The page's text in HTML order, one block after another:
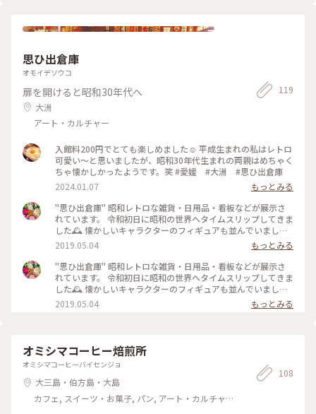
思ひ出倉庫
オモイデソウコ
扉を開けると昭和30年代へ
大洲
アート・カルチャー
119
入館料200円でとても楽しめました☺️ 平成生まれの私はレトロ
可愛い〜と思いましたが、昭和30年代生まれの両親はめちゃく
ちゃ懐かしかったようです。笑 #愛媛 #大洲 #思ひ出倉庫
2024.01.07
もっとみる
"思ひ出倉庫" 昭和レトロな雑貨・日用品・看板などが展示さ
れています。 令和初日に昭和の世界へタイムスリップしてきま
した🕰 懐かしいキャラクターのフィギュアも並んでいました
🤖😊 #愛媛 #大洲 #思ひ出倉庫 #昭和レトロ
2019.05.04
もっとみる
"思ひ出倉庫" 昭和レトロな雑貨・日用品・看板などが展示さ
れています。 令和初日に昭和の世界へタイムスリップしてきま
した🕰 懐かしいキャラクターのフィギュアも並んでいました
🤖😊 #愛媛 #大洲 #思ひ出倉庫 #昭和レトロ
2019.05.04 もっとみる
オミシマコーヒー焙煎所
オミシマコーヒーバイセンジョ
大三島・伯方島・大島
カフェ, スイーツ・お菓子, パン, アート・カルチャー,
108